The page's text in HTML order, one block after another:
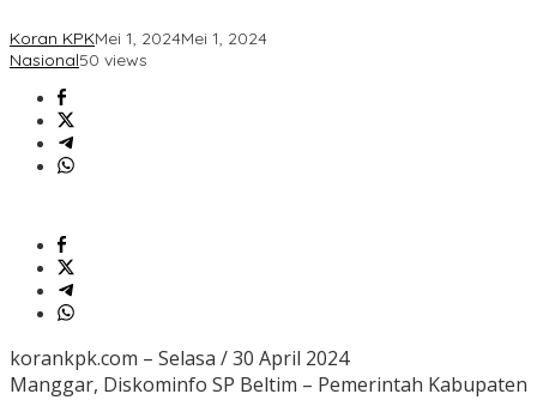
Depan
Koran KPKMei 1, 2024Mei 1, 2024
Nasional50 views
korankpk.com – Selasa / 30 April 2024
Manggar, Diskominfo SP Beltim – Pemerintah Kabupaten